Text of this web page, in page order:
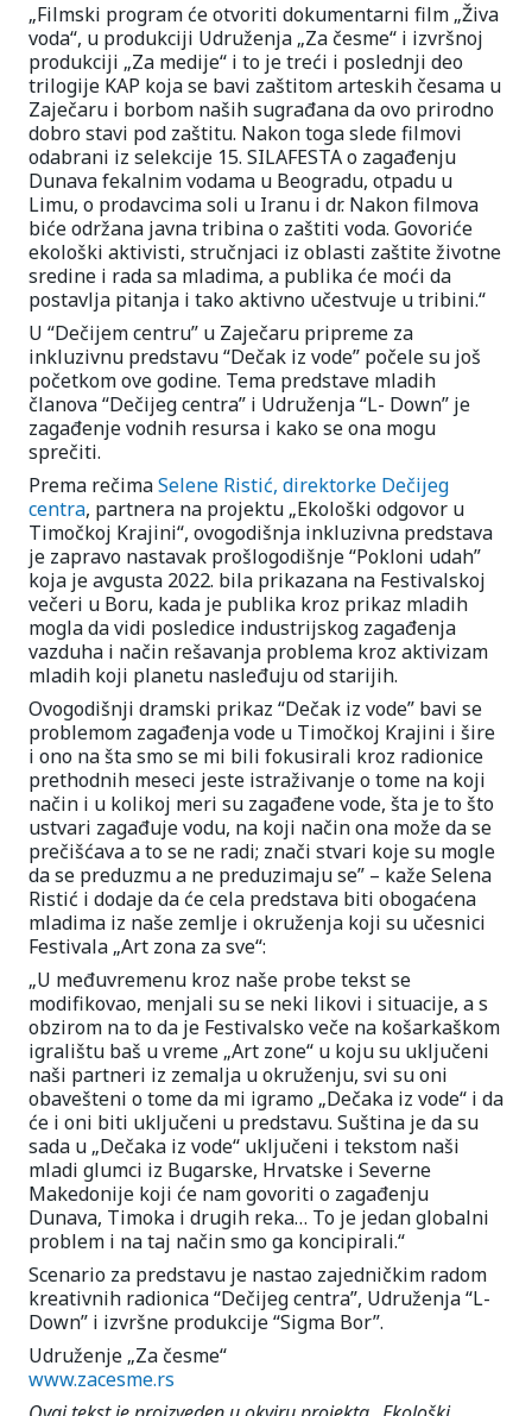
„Filmski program će otvoriti dokumentarni film „Živa
voda“, u produkciji Udruženja „Za česme“ i izvršnoj
produkciji „Za medije“ i to je treći i poslednji deo
trilogije KAP koja se bavi zaštitom arteskih česama u
Zaječaru i borbom naših sugrađana da ovo prirodno
dobro stavi pod zaštitu. Nakon toga slede filmovi
odabrani iz selekcije 15. SILAFESTA o zagađenju
Dunava fekalnim vodama u Beogradu, otpadu u
Limu, o prodavcima soli u Iranu i dr. Nakon filmova
biće održana javna tribina o zaštiti voda. Govoriće
ekološki aktivisti, stručnjaci iz oblasti zaštite životne
sredine i rada sa mladima, a publika će moći da
postavlja pitanja i tako aktivno učestvuje u tribini.“
U “Dečijem centru” u Zaječaru pripreme za
inkluzivnu predstavu “Dečak iz vode” počele su još
početkom ove godine. Tema predstave mladih
članova “Dečijeg centra” i Udruženja “L- Down” je
zagađenje vodnih resursa i kako se ona mogu
sprečiti.
Prema rečimaSelene Ristić, direktorke Dečijeg
centra, partnera na projektu „Ekološki odgovor u
Timočkoj Krajini“, ovogodišnja inkluzivna predstava
je zapravo nastavak prošlogodišnje “Pokloni udah”
koja je avgusta 2022. bila prikazana na Festivalskoj
večeri u Boru, kada je publika kroz prikaz mladih
mogla da vidi posledice industrijskog zagađenja
vazduha i način rešavanja problema kroz aktivizam
mladih koji planetu nasleđuju od starijih.
Ovogodišnji dramski prikaz “Dečak iz vode” bavi se
problemom zagađenja vode u Timočkoj Krajini i šire
i ono na šta smo se mi bili fokusirali kroz radionice
prethodnih meseci jeste istraživanje o tome na koji
način i u kolikoj meri su zagađene vode, šta je to što
ustvari zagađuje vodu, na koji način ona može da se
prečišćava a to se ne radi; znači stvari koje su mogle
da se preduzmu a ne preduzimaju se” – kaže Selena
Ristić i dodaje da će cela predstava biti obogaćena
mladima iz naše zemlje i okruženja koji su učesnici
Festivala „Art zona za sve“:
„U međuvremenu kroz naše probe tekst se
modifikovao, menjali su se neki likovi i situacije, a s
obzirom na to da je Festivalsko veče na košarkaškom
igralištu baš u vreme „Art zone“ u koju su uključeni
naši partneri iz zemalja u okruženju, svi su oni
obavešteni o tome da mi igramo „Dečaka iz vode“ i da
će i oni biti uključeni u predstavu. Suština je da su
sada u „Dečaka iz vode“ uključeni i tekstom naši
mladi glumci iz Bugarske, Hrvatske i Severne
Makedonije koji će nam govoriti o zagađenju
Dunava, Timoka i drugih reka… To je jedan globalni
problem i na taj način smo ga koncipirali.“
Scenario za predstavu je nastao zajedničkim radom
kreativnih radionica “Dečijeg centra”, Udruženja “L-
Down” i izvršne produkcije “Sigma Bor”.
Udruženje „Za česme“
www.zacesme.rs